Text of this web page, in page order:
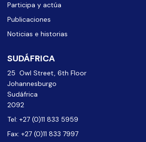
Participa y actúa
Publicaciones
Noticias e historias
SUDÁFRICA
25 Owl Street, 6th Floor
Johannesburgo
Sudáfrica
2092
Tel: +27 (0)11 833 5959
Fax: +27 (0)11 833 7997